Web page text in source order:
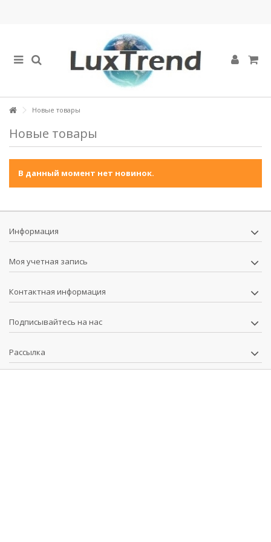
Новые товары
Новые товары
В данный момент нет новинок.
Информация
Моя учетная запись
Контактная информация
Подписывайтесь на нас
Рассылка